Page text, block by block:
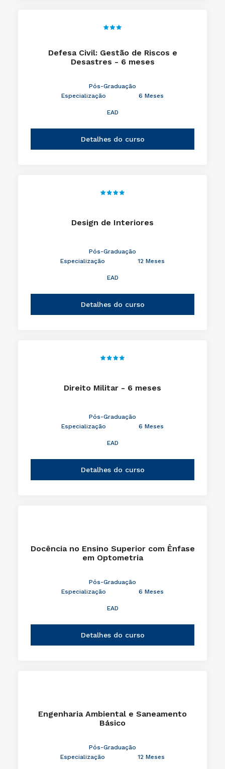
Defesa Civil: Gestão de Riscos e
Desastres - 6 meses
Pós-Graduação
Especialização
6 Meses
EAD
Detalhes do curso
Design de Interiores
Pós-Graduação
Especialização
12 Meses
EAD
Detalhes do curso
Direito Militar - 6 meses
Pós-Graduação
Especialização
6 Meses
EAD
Detalhes do curso
Docência no Ensino Superior com Ênfase
em Optometria
Pós-Graduação
Especialização
6 Meses
EAD
Detalhes do curso
Engenharia Ambiental e Saneamento
Básico
Pós-Graduação
Especialização
12 Meses